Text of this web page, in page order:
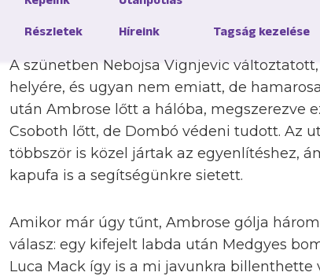
Részletek Híreink Tagság kezelése
A szünetben Nebojsa Vignjevic
helyére, és ugyan nem emiatt, de
után Ambrose lőtt a hálóba, megszerezve
Csoboth lőtt, de Dombó védeni tudott. Az
többször is közel jártak az egyenlítéshez,
kapufa is a segítségünkre sietett.
Amikor már úgy tűnt, Ambrose gólja
válasz: egy kifejelt labda után Medgyes
Luca Mack így is a mi javunkra